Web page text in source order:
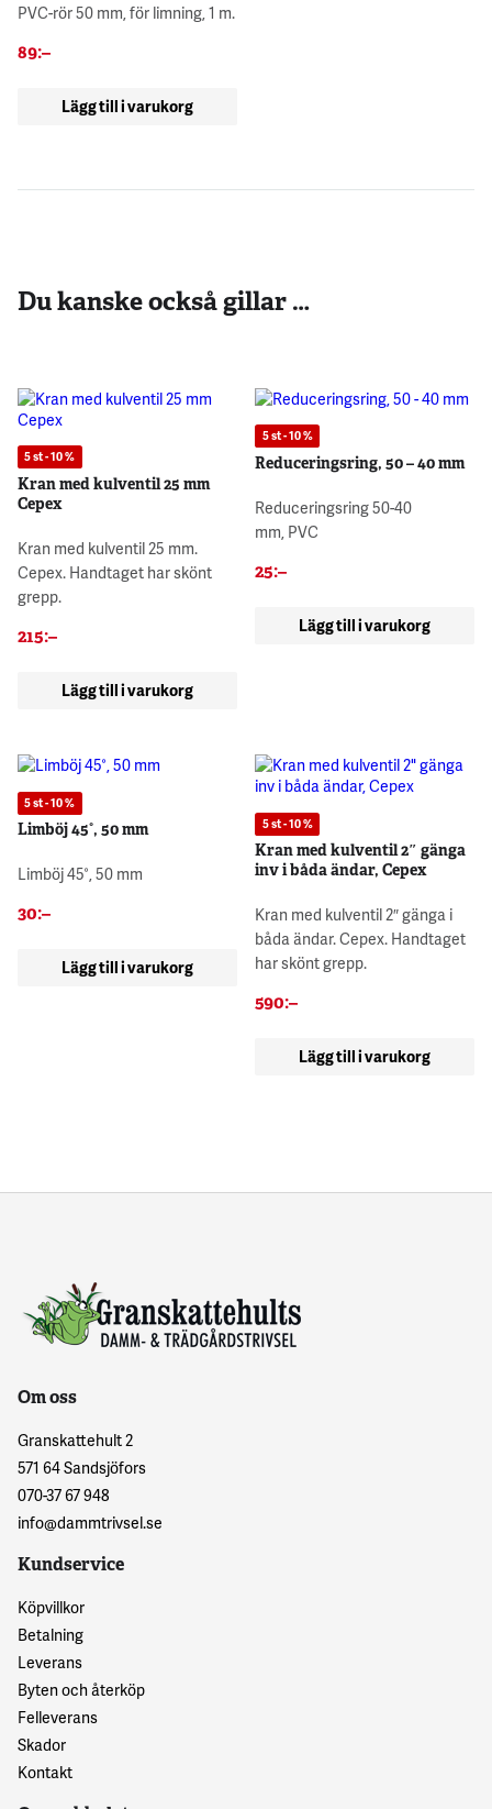
PVC-rör 50 mm, för limning, 1 m.
89:–
Lägg till i varukorg
Du kanske också gillar …
5 st - 10 %
Kran med kulventil 25 mm
Cepex
Kran med kulventil 25 mm.
Cepex. Handtaget har skönt
grepp.
215:–
Lägg till i varukorg
5 st - 10 %
Reduceringsring, 50 – 40 mm
Reduceringsring 50-40
mm, PVC
25:–
Lägg till i varukorg
5 st - 10 %
Limböj 45°, 50 mm
Limböj 45°, 50 mm
30:–
Lägg till i varukorg
5 st - 10 %
Kran med kulventil 2″ gänga
inv i båda ändar, Cepex
Kran med kulventil 2″ gänga i
båda ändar. Cepex. Handtaget
har skönt grepp.
590:–
Lägg till i varukorg
Om oss
Granskattehult 2
571 64 Sandsjöfors
070-37 67 948
info@dammtrivsel.se
Kundservice
Köpvillkor
Betalning
Leverans
Byten och återköp
Felleverans
Skador
Kontakt